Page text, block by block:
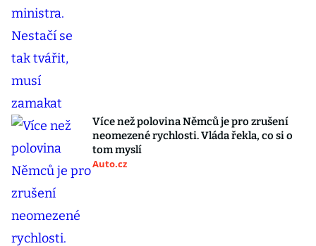
Více než polovina Němců je pro zrušení
neomezené rychlosti. Vláda řekla, co si o
tom myslí
Auto.cz